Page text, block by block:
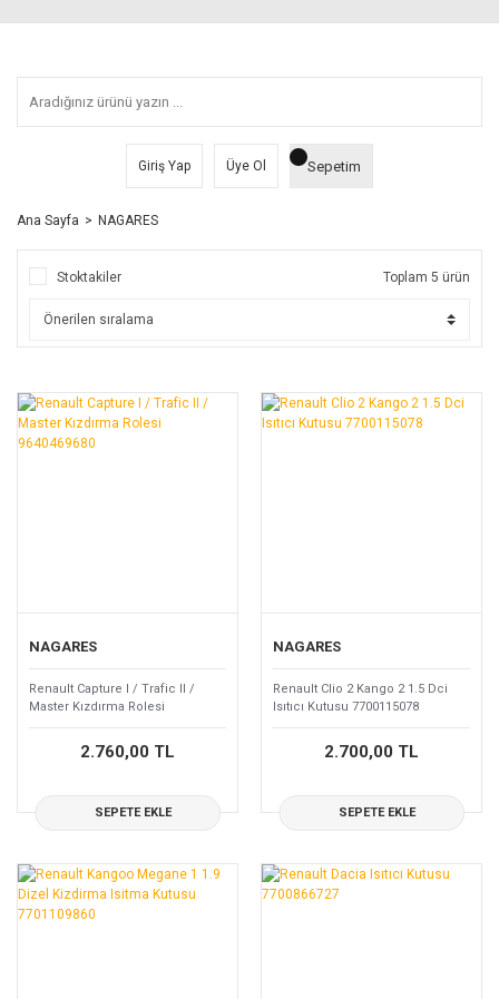
Giriş Yap Üye Ol Sepetim
Ana Sayfa NAGARES
Stoktakiler Toplam 5 ürün
NAGARES
Renault Capture I / Trafic II /
Master Kızdırma Rolesi
9640469680
2.760,00 TL
SEPETE EKLE
NAGARES
Renault Clio 2 Kango 2 1.5 Dci
Isıtıcı Kutusu 7700115078
2.700,00 TL
SEPETE EKLE